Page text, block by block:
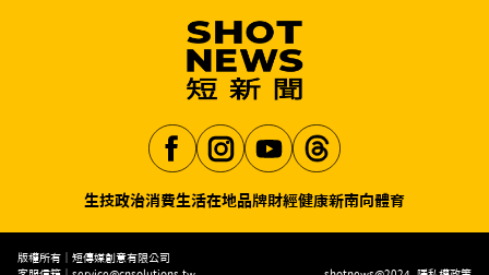
Aa
生技政治消費生活在地品牌財經健康新南向體育
版權所有｜短傳媒創意有限公司